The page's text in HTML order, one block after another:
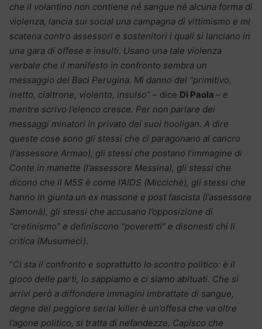
che il volantino non contiene né sangue né alcuna forma di
violenza, lancia sui social una campagna di vittimismo e mi
scatena contro assessori e sostenitori i quali si lanciano in
una gara di offese e insulti. Usano una tale violenza
verbale che il manifesto in confronto sembra un
messaggio dei Baci Perugina. Mi danno del “primitivo,
inetto, cialtrone, violento, insulso” – dice Di Paola – e
mentre scrivo l’elenco cresce. Per non parlare dei
messaggi minatori in privato dei suoi hooligan. A dire
queste cose sono gli stessi che ci paragonano al cancro
(l’assessore Armao), gli stessi che postano l’immagine di
Conte in manette (l’assessore Messina), gli stessi che
dicono che il M5S è come l’AIDS (Miccichè), gli stessi che
hanno in giunta un ex massone e post fascista (l’assessore
Samonà), gli stessi che accusano l’opposizione di
“cretinismo” e definiscono “poveretti” e disonesti chi li
critica (Musumeci).
“Ci sta il confronto e soprattutto lo scontro politico: è il
gioco delle parti, lo sappiamo e ci siamo abituati. Che si
arrivi però a diffondere immagini imbrattate di sangue,
degne del peggiore serial killer è un’offesa che va oltre
l’agone politico, si tratta di nefandezze. Capisco che